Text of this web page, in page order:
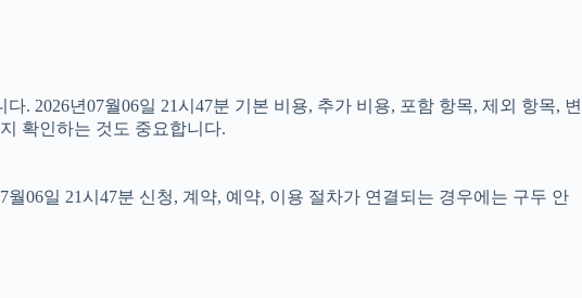
2026년07월06일 21시47분 기본 비용, 추가 비용, 포함 항목, 제외 항목, 변
확인하는 것도 중요합니다.
06일 21시47분 신청, 계약, 예약, 이용 절차가 연결되는 경우에는 구두 안